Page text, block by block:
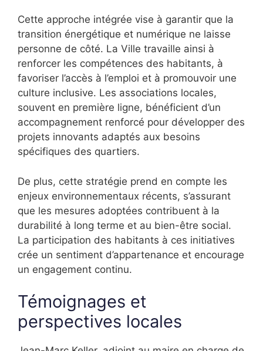
Cette approche intégrée vise à garantir que la
transition énergétique et numérique ne laisse
personne de côté. La Ville travaille ainsi à
renforcer les compétences des habitants, à
favoriser l’accès à l’emploi et à promouvoir une
culture inclusive. Les associations locales,
souvent en première ligne, bénéficient d’un
accompagnement renforcé pour développer des
projets innovants adaptés aux besoins
spécifiques des quartiers.
De plus, cette stratégie prend en compte les
enjeux environnementaux récents, s’assurant
que les mesures adoptées contribuent à la
durabilité à long terme et au bien-être social.
La participation des habitants à ces initiatives
crée un sentiment d’appartenance et encourage
un engagement continu.
Témoignages et
perspectives locales